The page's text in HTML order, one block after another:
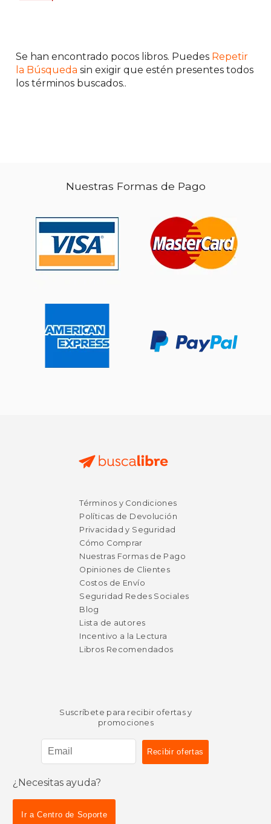
50%
dcto.
$ 97.04
$ 48.52
Se han encontrado pocos libros. Puedes Repetir
la Búsqueda sin exigir que estén presentes todos
los términos buscados..
Nuestras Formas de Pago
Términos y Condiciones
Políticas de Devolución
Privacidad y Seguridad
Cómo Comprar
Nuestras Formas de Pago
Opiniones de Clientes
Costos de Envío
Seguridad Redes Sociales
Blog
Lista de autores
Incentivo a la Lectura
Libros Recomendados
Suscríbete para recibir ofertas y
promociones
¿Necesitas ayuda?
Ir a Centro de Soporte